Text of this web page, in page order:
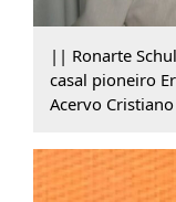
|| Ronarte
casal pioneiro
Acervo